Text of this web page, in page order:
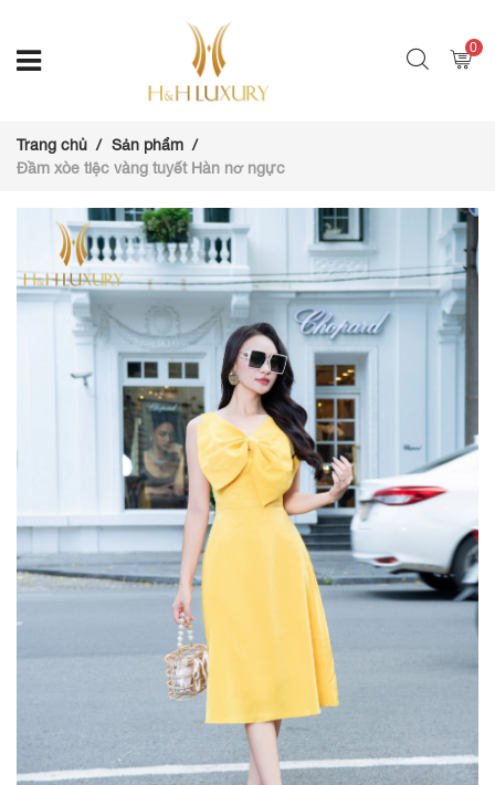
0
Trang chủ
Sản phẩm
Đầm xòe tiệc vàng tuyết Hàn nơ ngực